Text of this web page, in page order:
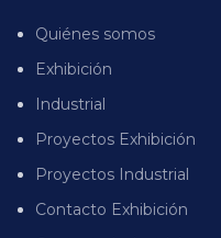
Quiénes somos
Exhibición
Industrial
Proyectos Exhibición
Proyectos Industrial
Contacto Exhibición